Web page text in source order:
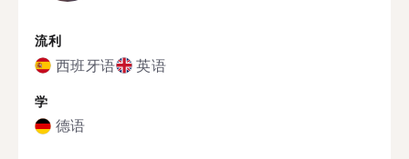
流利
西班牙语 英语
学
德语